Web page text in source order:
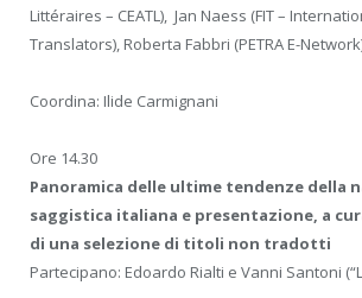
Littéraires – CEATL), Jan Naess (FIT –
Translators), Roberta Fabbri (PETRA E-
Coordina: Ilide Carmignani
Ore 14.30
Panoramica delle ultime tendenze della
saggistica italiana e presentazione, a
di una selezione di titoli non tradotti
Partecipano: Edoardo Rialti e Vanni Santoni